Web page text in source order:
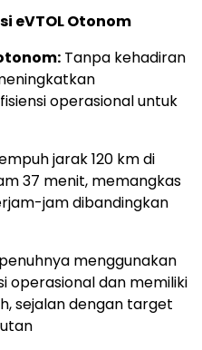
eVTOL Otonom
Tanpa kehadiran
operasional untuk
jarak 120 km di
37 menit, memangkas
jam dibandingkan
menggunakan
operasional dan memiliki
sejalan dengan target